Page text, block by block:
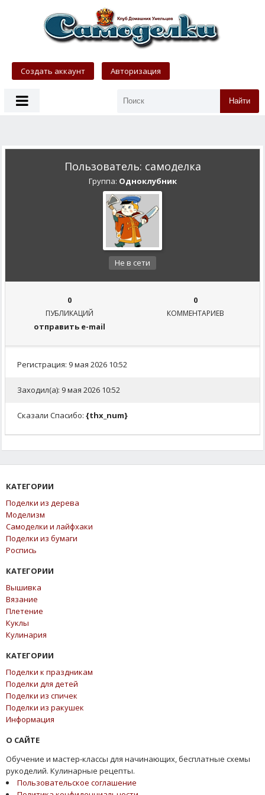
Создать аккаунт Авторизация
Найти
Пользователь: самоделка
Группа: Одноклубник
Не в сети
0
ПУБЛИКАЦИЙ
0
КОММЕНТАРИЕВ
отправить e-mail
Регистрация: 9 мая 2026 10:52
Заходил(а): 9 мая 2026 10:52
Сказали Спасибо: {thx_num}
КАТЕГОРИИ
Поделки из дерева
Моделизм
Самоделки и лайфхаки
Поделки из бумаги
Роспись
КАТЕГОРИИ
Вышивка
Вязание
Плетение
Куклы
Кулинария
КАТЕГОРИИ
Поделки к праздникам
Поделки для детей
Поделки из спичек
Поделки из ракушек
Информация
О САЙТЕ
Обучение и мастер-классы для начинающих, бесплатные схемы
рукоделий. Кулинарные рецепты.
Пользовательское соглашение